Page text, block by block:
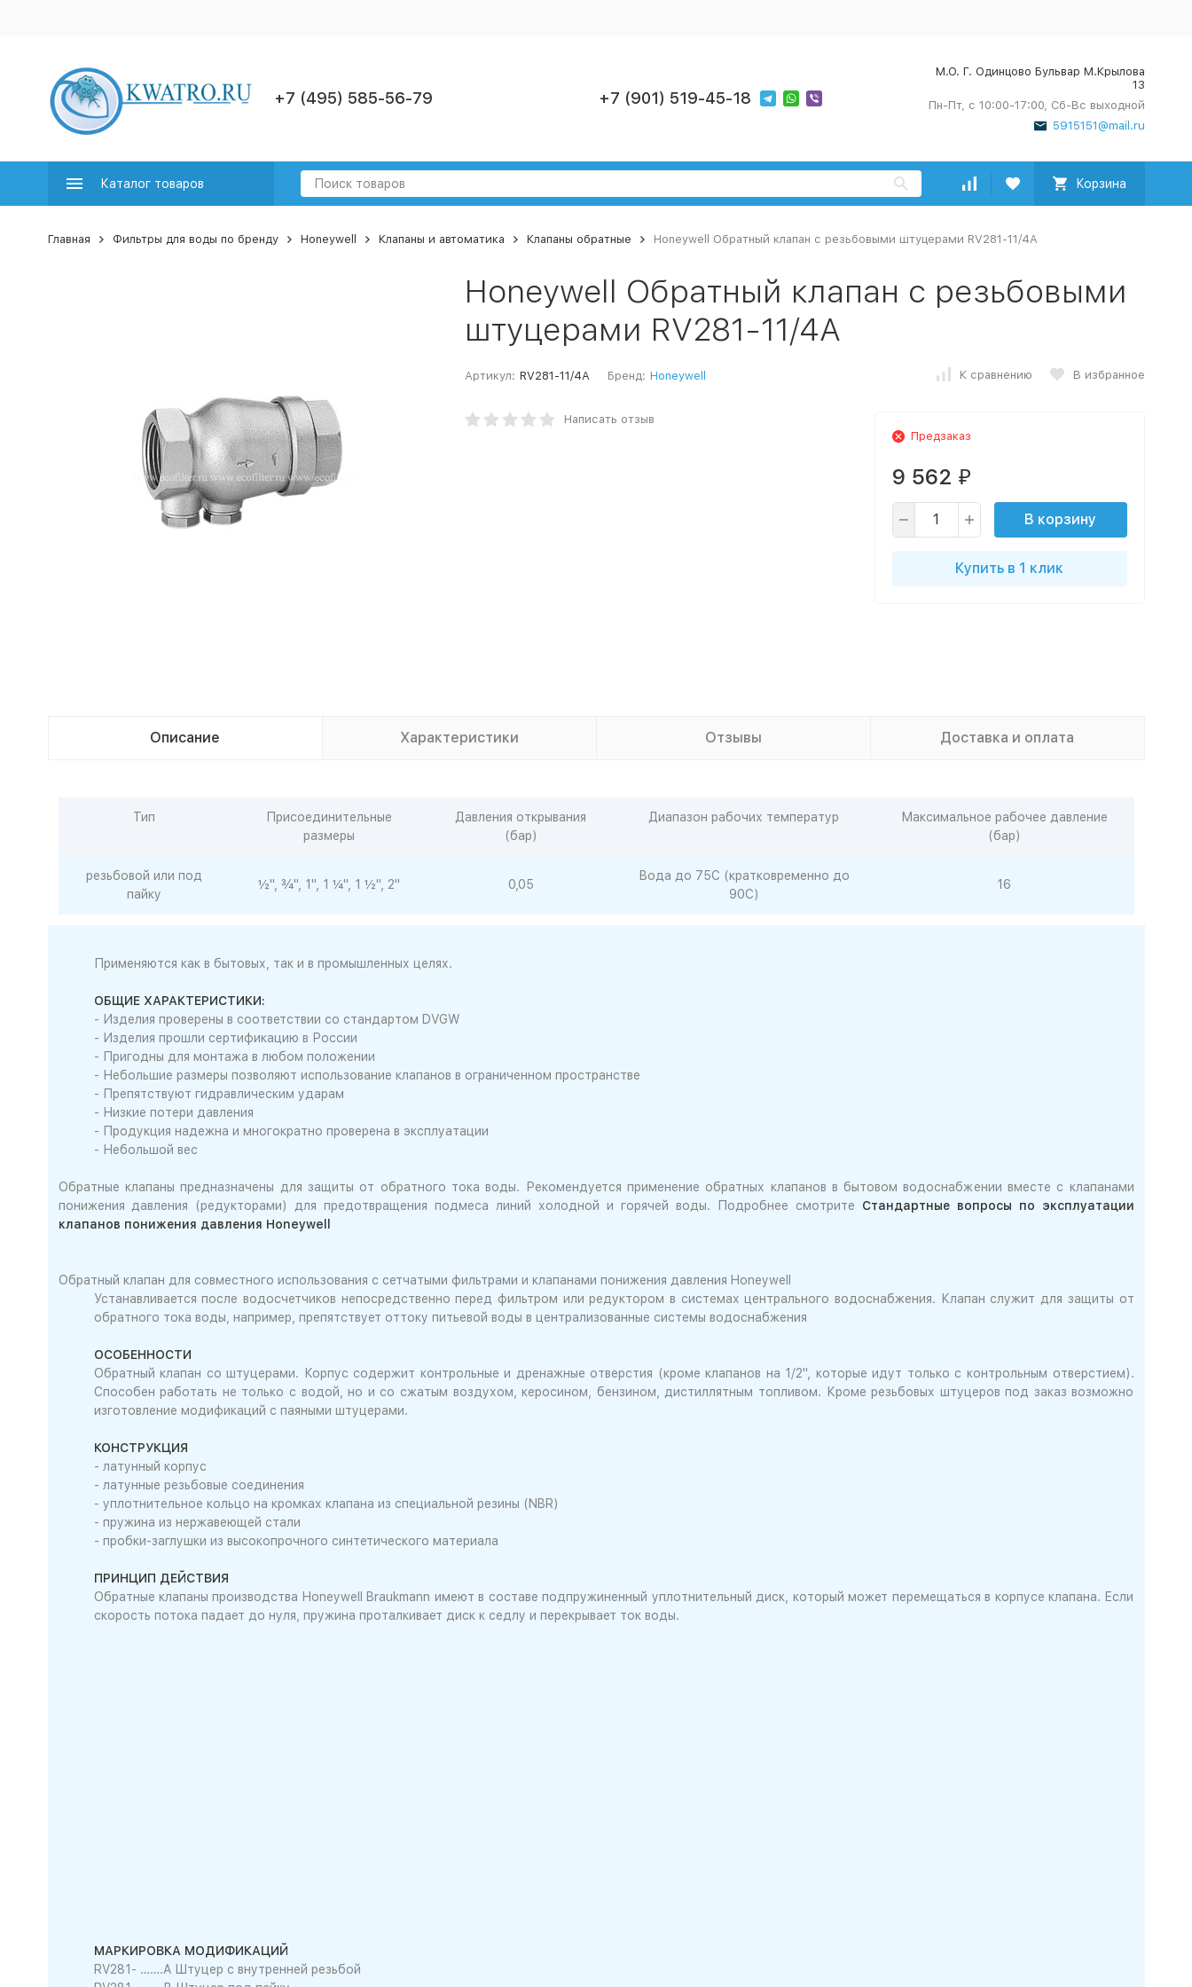
+7 (495) 585-56-79 +7 (901) 519-45-18
М.О. Г. Одинцово Бульвар М.Крылова
13
Пн-Пт, с 10:00-17:00, Сб-Вс выходной
5915151@mail.ru
Каталог товаров Корзина
Главная Фильтры для воды по бренду Honeywell Клапаны и автоматика Клапаны обратные Honeywell Обратный клапан с резьбовыми штуцерами RV281-11/4A
Honeywell Обратный клапан с резьбовыми
штуцерами RV281-11/4A
Артикул: RV281-11/4A Бренд: Honeywell К сравнению В избранное
Написать отзыв
Предзаказ
9 562 ₽
В корзину
Купить в 1 клик
Описание Характеристики Отзывы Доставка и оплата
Тип
Присоединительные
размеры
Давления открывания
(бар)
Диапазон рабочих температур
Максимальное рабочее давление
(бар)
резьбовой или под
пайку
½", ¾", 1", 1 ¼", 1 ½", 2" 0,05
Вода до 75С (кратковременно до
90С)
16
Применяются как в бытовых, так и в промышленных целях.
ОБЩИЕ ХАРАКТЕРИСТИКИ:
- Изделия проверены в соответствии со стандартом DVGW
- Изделия прошли сертификацию в России
- Пригодны для монтажа в любом положении
- Небольшие размеры позволяют использование клапанов в ограниченном пространстве
- Препятствуют гидравлическим ударам
- Низкие потери давления
- Продукция надежна и многократно проверена в эксплуатации
- Небольшой вес
Обратные клапаны предназначены для защиты от обратного тока воды. Рекомендуется применение обратных клапанов в бытовом водоснабжении вместе с клапанами
понижения давления (редукторами) для предотвращения подмеса линий холодной и горячей воды. Подробнее смотрите Стандартные вопросы по эксплуатации
клапанов понижения давления Honeywell
Обратный клапан для совместного использования с сетчатыми фильтрами и клапанами понижения давления Honeywell
Устанавливается после водосчетчиков непосредственно перед фильтром или редуктором в системах центрального водоснабжения. Клапан служит для защиты от
обратного тока воды, например, препятствует оттоку питьевой воды в централизованные системы водоснабжения
ОСОБЕННОСТИ
Обратный клапан со штуцерами. Корпус содержит контрольные и дренажные отверстия (кроме клапанов на 1/2", которые идут только с контрольным отверстием).
Способен работать не только с водой, но и со сжатым воздухом, керосином, бензином, дистиллятным топливом. Кроме резьбовых штуцеров под заказ возможно
изготовление модификаций с паяными штуцерами.
КОНСТРУКЦИЯ
- латунный корпус
- латунные резьбовые соединения
- уплотнительное кольцо на кромках клапана из специальной резины (NBR)
- пружина из нержавеющей стали
- пробки-заглушки из высокопрочного синтетического материала
ПРИНЦИП ДЕЙСТВИЯ
Обратные клапаны производства Honeywell Braukmann имеют в составе подпружиненный уплотнительный диск, который может перемещаться в корпусе клапана. Если
скорость потока падает до нуля, пружина проталкивает диск к седлу и перекрывает ток воды.
МАРКИРОВКА МОДИФИКАЦИЙ
RV281- …….A Штуцер с внутренней резьбой